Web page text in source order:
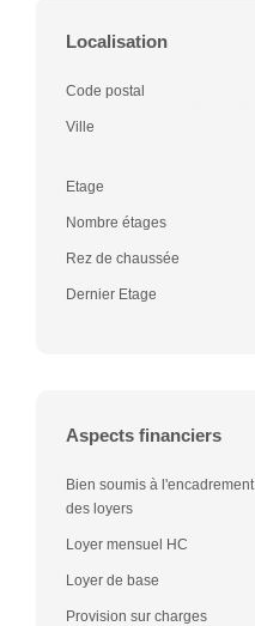
Localisation
Code postal
Ville
Etage
Nombre étages
Rez de chaussée
Dernier Etage
Aspects financiers
Bien soumis à l'encadrement
des loyers
Loyer mensuel HC
Loyer de base
Provision sur charges